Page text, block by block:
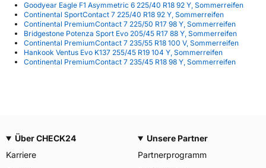
Goodyear Eagle F1 Asymmetric 6 225/40 R18 92 Y, Sommerreifen
Continental SportContact 7 225/40 R18 92 Y, Sommerreifen
Continental PremiumContact 7 225/50 R17 98 Y, Sommerreifen
Bridgestone Potenza Sport Evo 205/45 R17 88 Y, Sommerreifen
Continental PremiumContact 7 235/55 R18 100 V, Sommerreifen
Hankook Ventus Evo K137 255/45 R19 104 Y, Sommerreifen
Continental PremiumContact 7 235/45 R18 98 Y, Sommerreifen
Über CHECK24
Karriere
Unsere Partner
Partnerprogramm